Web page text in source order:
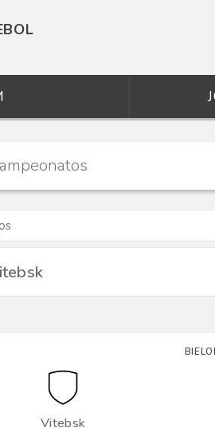
Vitebsk